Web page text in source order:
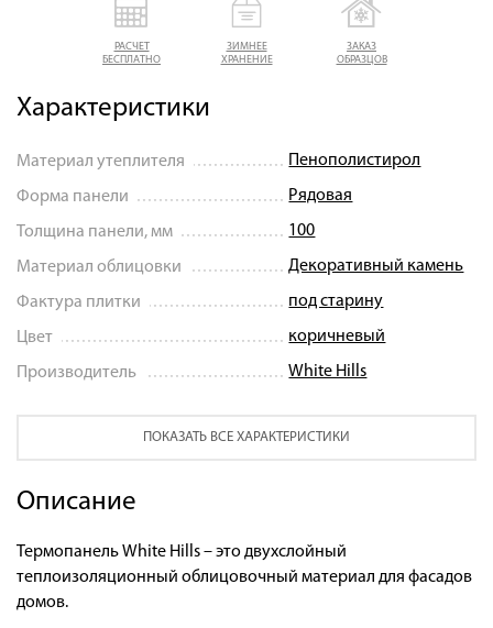
РАСЧЕТ
БЕСПЛАТНО
ЗИМНЕЕ
ХРАНЕНИЕ
ЗАКАЗ
ОБРАЗЦОВ
Характеристики
Материал утеплителя Пенополистирол
Форма панели Рядовая
Толщина панели, мм 100
Материал облицовки Декоративный камень
Фактура плитки под старину
Цвет коричневый
Производитель White Hills
ПОКАЗАТЬ ВСЕ ХАРАКТЕРИСТИКИ
Описание
Термопанель White Hills – это двухслойный
теплоизоляционный облицовочный материал для фасадов
домов.